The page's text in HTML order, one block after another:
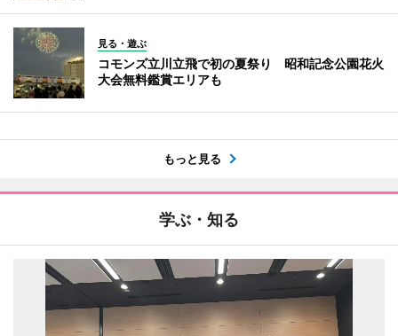
見る・遊ぶ
コモンズ立川立飛で初の夏祭り 昭和記念公園花火
大会無料鑑賞エリアも
もっと見る
学ぶ・知る